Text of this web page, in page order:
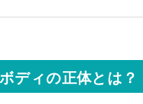
ディの正体とは？